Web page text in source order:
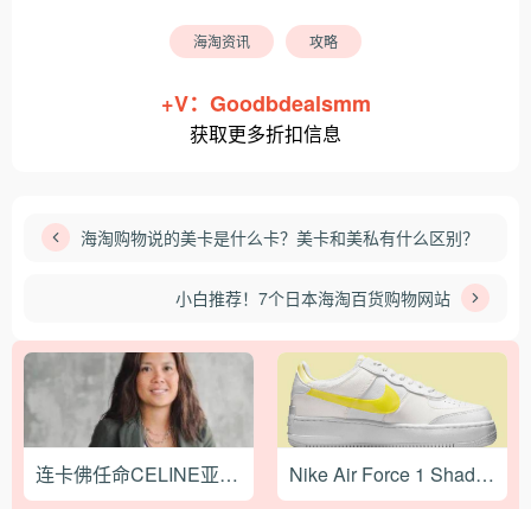
海淘资讯 攻略
+V：Goodbdealsmm
获取更多折扣信息
海淘购物说的美卡是什么卡？美卡和美私有什么区别？
小白推荐！7个日本海淘百货购物网站
连卡佛任命CELINE亚太区原高管Blondie Tsang为新总裁 Nike Air Force 1 Shadow 全新配色即将发售